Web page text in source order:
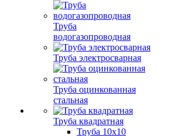
Труба
водогазопроводная
Труба электросварная
Труба оцинкованная
стальная
Труба квадратная
Труба 10x10